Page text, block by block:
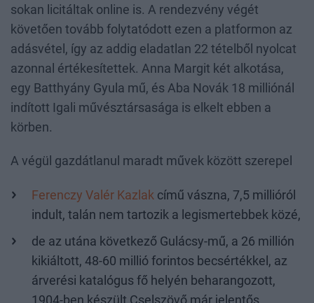
sokan licitáltak online is. A rendezvény végét
követően tovább folytatódott ezen a platformon az
adásvétel, így az addig eladatlan 22 tételből nyolcat
azonnal értékesítettek. Anna Margit két alkotása,
egy Batthyány Gyula mű, és Aba Novák 18 milliónál
indított Igali művésztársasága is elkelt ebben a
körben.
A végül gazdátlanul maradt művek között szerepel
Ferenczy Valér Kazlak című vászna, 7,5 millióról
indult, talán nem tartozik a legismertebbek közé,
de az utána következő Gulácsy-mű, a 26 millión
kikiáltott, 48-60 millió forintos becsértékkel, az
árverési katalógus fő helyén beharangozott,